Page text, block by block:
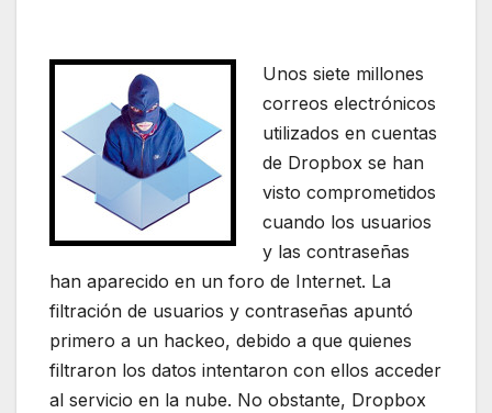
Unos siete millones
correos electrónicos
utilizados en cuentas
de Dropbox se han
visto comprometidos
cuando los usuarios
y las contraseñas
han aparecido en un foro de Internet. La
filtración de usuarios y contraseñas apuntó
primero a un hackeo, debido a que quienes
filtraron los datos intentaron con ellos acceder
al servicio en la nube. No obstante, Dropbox